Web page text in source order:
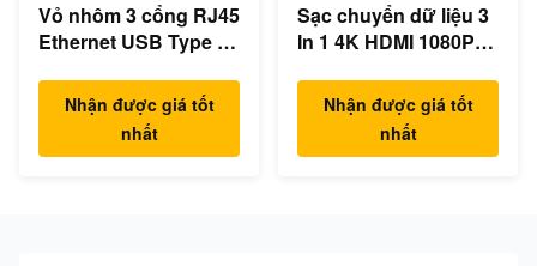
Vỏ nhôm 3 cổng RJ45
Ethernet USB Type C
Nhận được giá tốt
nhất
Sạc chuyển dữ liệu 3
In 1 4K HDMI 1080P
Nhận được giá tốt
nhất